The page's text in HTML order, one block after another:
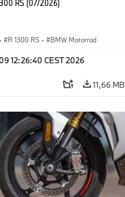
RS (07/2026)
· R 1300 RS · BMW Motorrad
12:26:40 CEST 2026
11,66 MB